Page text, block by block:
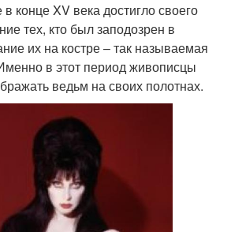
конце XV века достигло своего
тех, кто был заподозрен в
их на костре – так называемая
в этот период живописцы
ведьм на своих полотнах.